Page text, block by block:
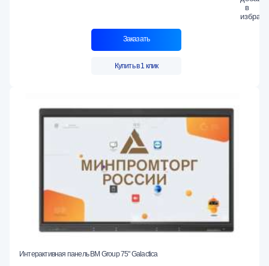
Заказать
Купить в 1 клик
Интерактивная панель BM Group 75" Galactica